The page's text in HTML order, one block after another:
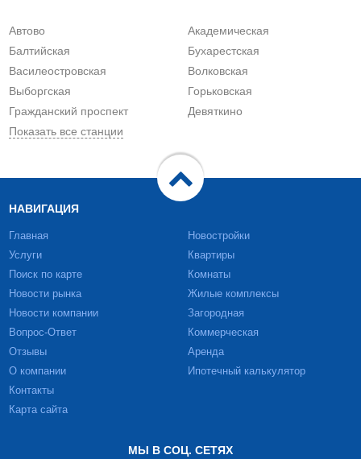
Автово
Академическая
Балтийская
Бухарестская
Василеостровская
Волковская
Выборгская
Горьковская
Гражданский проспект
Девяткино
Показать все станции
НАВИГАЦИЯ
Главная
Услуги
Поиск по карте
Новости рынка
Новости компании
Вопрос-Ответ
Отзывы
О компании
Контакты
Карта сайта
Новостройки
Квартиры
Комнаты
Жилые комплексы
Загородная
Коммерческая
Аренда
Ипотечный калькулятор
МЫ В СОЦ. СЕТЯХ